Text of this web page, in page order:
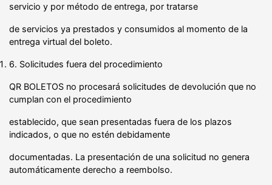
servicio y por método de entrega, por tratarse
de servicios ya prestados y consumidos al momento de la
entrega virtual del boleto.
6. Solicitudes fuera del procedimiento
QR BOLETOS no procesará solicitudes de devolución que no
cumplan con el procedimiento
establecido, que sean presentadas fuera de los plazos
indicados, o que no estén debidamente
documentadas. La presentación de una solicitud no genera
automáticamente derecho a reembolso.